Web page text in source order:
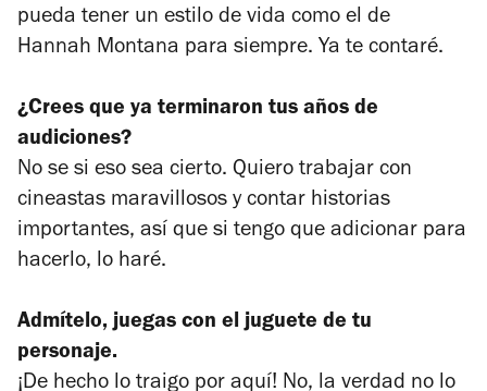
pueda tener un estilo de vida como el de
Hannah Montana para siempre. Ya te contaré.
¿Crees que ya terminaron tus años de
audiciones?
No se si eso sea cierto. Quiero trabajar con
cineastas maravillosos y contar historias
importantes, así que si tengo que adicionar para
hacerlo, lo haré.
Admítelo, juegas con el juguete de tu
personaje.
¡De hecho lo traigo por aquí! No, la verdad no lo